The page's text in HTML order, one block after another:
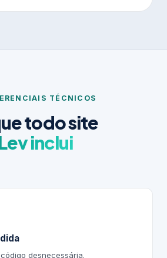
TÉCNICOS
todo site
inclui
desnecessária.